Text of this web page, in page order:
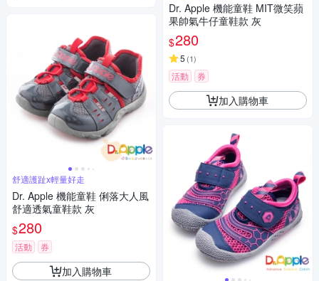
舒適護趾x輕量好走
Dr. Apple 機能童鞋 俐落大人風
舒適透氣童鞋款 灰
$280
活動 券
加入購物車
Dr. Apple 機能童鞋 MIT微笑蘋
果帥氣牛仔童鞋款 灰
$280
5 (1)
活動 券
加入購物車